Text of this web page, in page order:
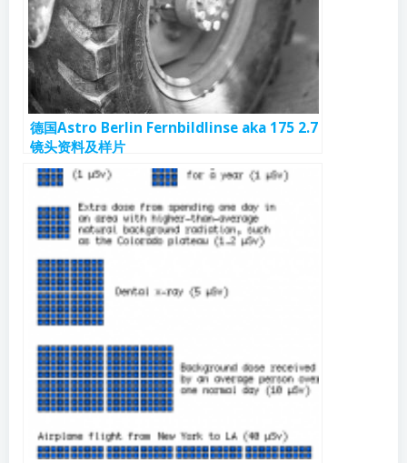
德国Astro Berlin Fernbildlinse aka 175 2.7
镜头资料及样片